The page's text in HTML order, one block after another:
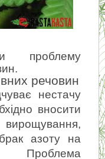
проблему
речовин
нестачу
вносити
азоту на
Проблема